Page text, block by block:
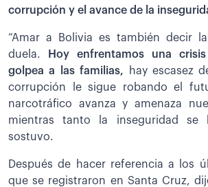
corrupción y el avance de la
“Amar a Bolivia es también decir
duela.
Hoy enfrentamos una
golpea a las familias, hay escasez
corrupción le sigue robando el
narcotráfico avanza y amenaza
mientras tanto la inseguridad se
sostuvo.
Después de hacer referencia a los
que se registraron en Santa Cruz,